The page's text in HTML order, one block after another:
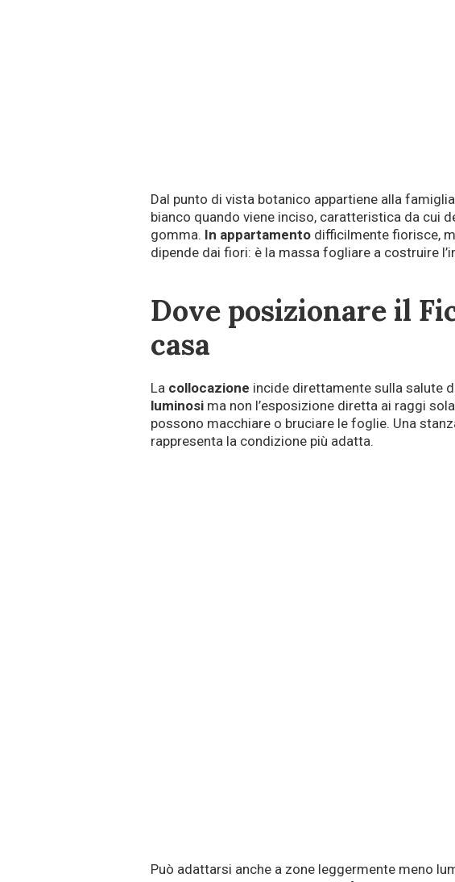
Dal punto di vista botanico appartiene alla
bianco quando viene inciso, caratteristica da cui
gomma. In appartamento difficilmente fiorisce,
dipende dai fiori: è la massa fogliare a costruire
Dove posizionare il
casa
La collocazione incide direttamente sulla salute
luminosi ma non l’esposizione diretta ai raggi
possono macchiare o bruciare le foglie. Una
rappresenta la condizione più adatta.
Può adattarsi anche a zone leggermente meno